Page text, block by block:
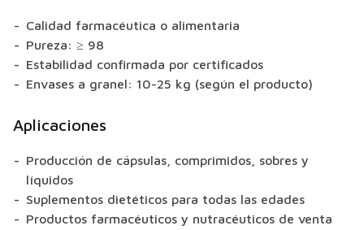
Calidad farmacéutica o alimentaria
Pureza: ≥ 98
Estabilidad confirmada por certificados
Envases a granel: 10-25 kg (según el producto)
Aplicaciones
Producción de cápsulas, comprimidos, sobres y
líquidos
Suplementos dietéticos para todas las edades
Productos farmacéuticos y nutracéuticos de venta